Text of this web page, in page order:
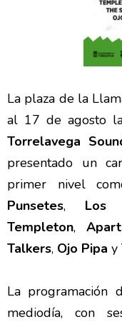
La plaza de la
al 17 de agosto
Torrelavega
presentado un
primer nivel
Punsetes, Los
Templeton,
Talkers, Ojo Pipa y
La programación
mediodía, con